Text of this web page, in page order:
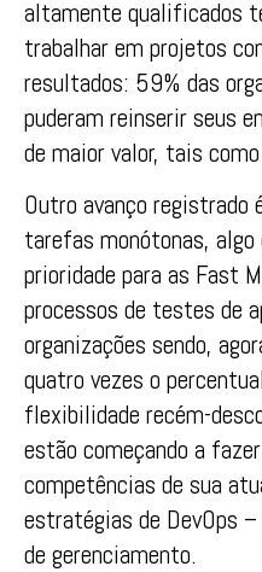
altamente qualificados
trabalhar em projetos
resultados: 59% das
puderam reinserir seus
de maior valor, tais
Outro avanço registrado
tarefas monótonas,
prioridade para as Fast
processos de testes de
organizações sendo,
quatro vezes o
flexibilidade recém-
estão começando a
competências de sua
estratégias de DevOps
de gerenciamento.